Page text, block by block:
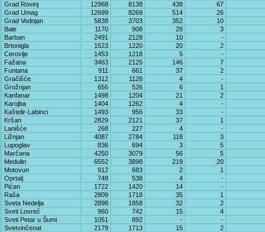
Grad Rovinj
12968 8138 438
67
Grad Umag
12699 8269 514
26
Grad Vodnjan
5838 3703 352
10
Bale
1170 908 28
3
Barban
2491 2128 10
-
Brtonigla
1523 1220 20
2
Cerovlje
1453 1218 5
-
Fažana
3463 2125 146
7
Funtana
911 661 37
2
Gračišće
1312 1128 4
-
Grožnjan
656 526 6
1
Kanfanar
1498 1204 21
2
Karojba
1404 1262 4
-
Kaštelir-Labinci
1493 956 33
-
Kršan
2829 2121 37
1
Lanišće
268 227 4
-
Ližnjan
4087 2784 118
3
Lupoglav
836 694 3
5
Marčana
4250 3079 56
5
Medulin
6552 3898 219
20
Motovun
912 683 2
1
Oprtalj
748 538 4
-
Pićan
1722 1420 14
-
Raša
2809 1718 35
1
Sveta Nedelja
2898 1858 32
2
Sveti Lovreč
960 742 15
4
Sveti Petar u Šumi
1051 892 -
-
Svetvinčenat
2179 1713 15
2